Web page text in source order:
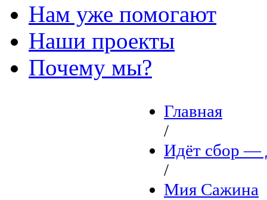
Нам уже помогают
Наши проекты
Почему мы?
Главная
/
Идёт сбор
/
Мия Сажина